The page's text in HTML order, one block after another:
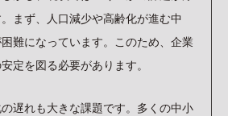
まず、人口減少や高齢化が進む中
難になっています。このため、企業
定を図る必要があります。
遅れも大きな課題です。多くの中小